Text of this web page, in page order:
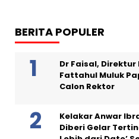
BERITA POPULER
Dr Faisal,
Fattahul Muluk
Calon Rektor
Kelakar Anwar
Diberi Gelar